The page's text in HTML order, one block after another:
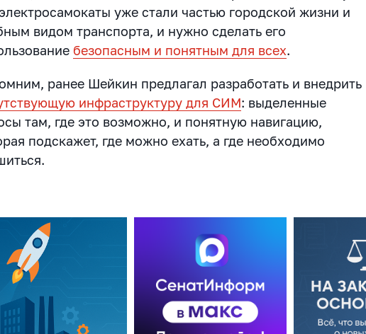
уже стали частью городской жизни и
видом транспорта, и нужно сделать его
безопасным и понятным для всех.
ранее Шейкин предлагал разработать и внедрить
инфраструктуру для СИМ: выделенные
там, где это возможно, и понятную навигацию,
подскажет, где можно ехать, а где необходимо